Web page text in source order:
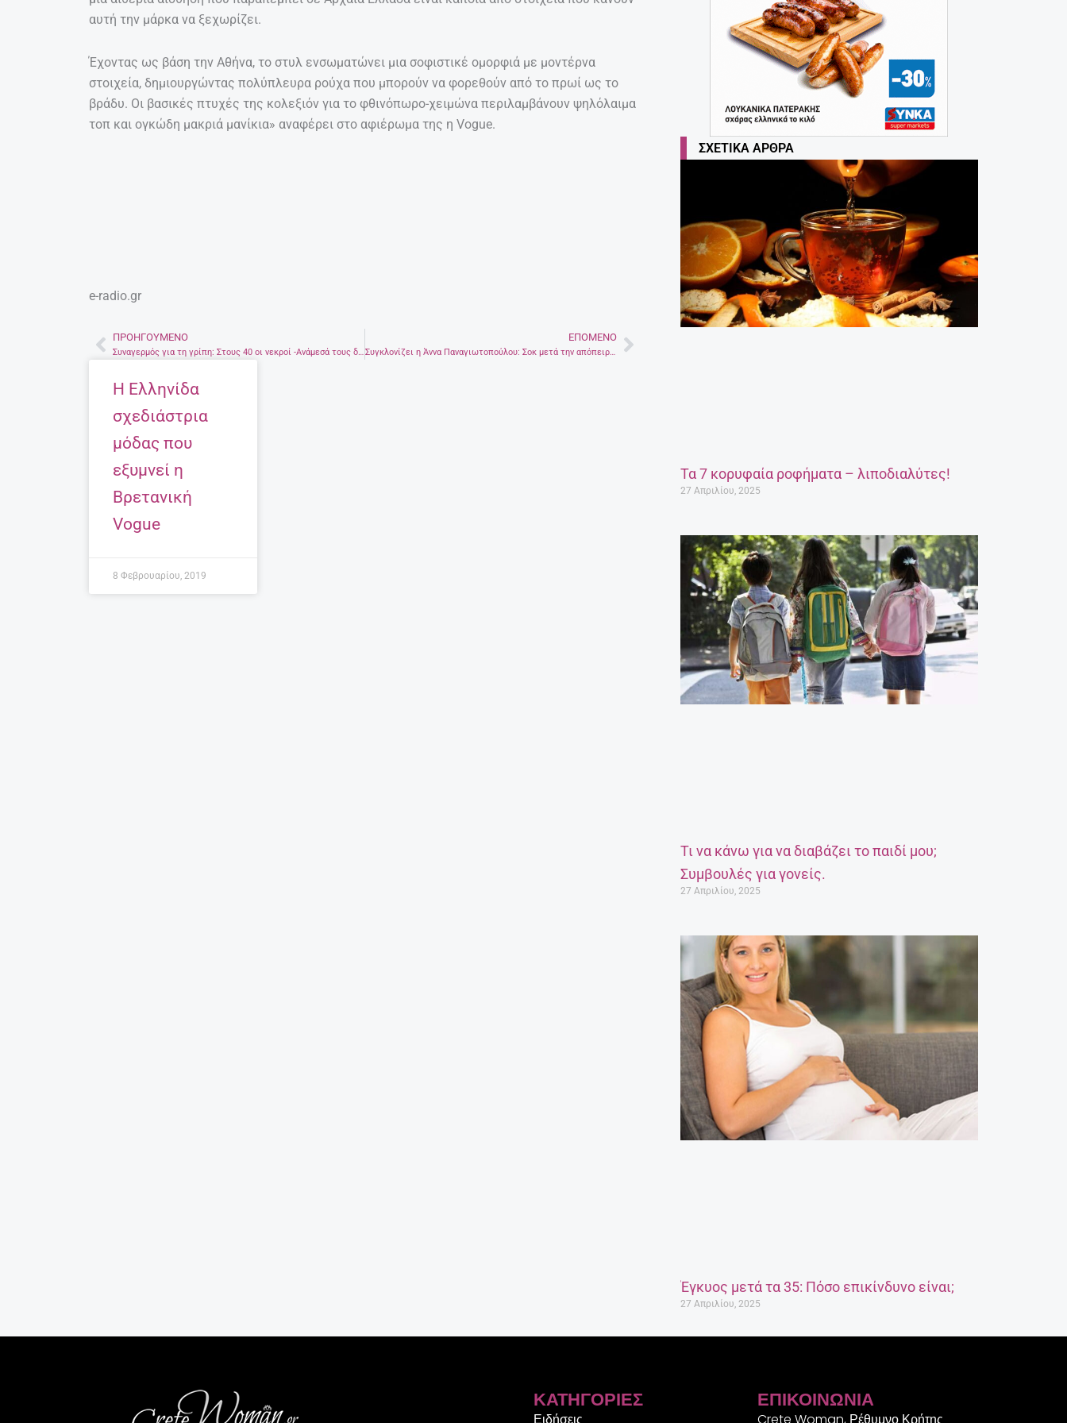
αυτή την μάρκα να ξεχωρίζει.
Έχοντας ως βάση την Αθήνα, το στυλ ενσωματώνει μια σοφιστικέ ομορφιά με μοντέρνα
στοιχεία, δημιουργώντας πολύπλευρα ρούχα που μπορούν να φορεθούν από το πρωί ως το
βράδυ. Οι βασικές πτυχές της κολεξιόν για το φθινόπωρο-χειμώνα περιλαμβάνουν ψηλόλαιμα
τοπ και ογκώδη μακριά μανίκια» αναφέρει στο αφιέρωμα της η Vogue.
e-radio.gr
Prev
ΠΡΟΗΓΟΎΜΕΝΟ
Συναγερμός για τη γρίπη: Στους 40 οι νεκροί -Ανάμεσά τους δύο παιδιά
ΕΠΌΜΕΝΟ
Συγκλονίζει η Άννα Παναγιωτοπούλου: Σοκ μετά την απόπειρα δολοφονίας!Next
Η Ελληνίδα
σχεδιάστρια
μόδας που
εξυμνεί η
Βρετανική
Vogue
8 Φεβρουαρίου, 2019
ΣΧΕΤΙΚΆ ΆΡΘΡΑ
Τα 7 κορυφαία ροφήματα – λιποδιαλύτες!
27 Απριλίου, 2025
Τι να κάνω για να διαβάζει το παιδί μου;
Συμβουλές για γονείς.
27 Απριλίου, 2025
Έγκυος μετά τα 35: Πόσο επικίνδυνο είναι;
27 Απριλίου, 2025
ΚΑΤΗΓΟΡΊΕΣ ΕΠΙΚΟΙΝΩΝΊΑ